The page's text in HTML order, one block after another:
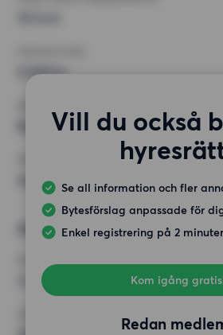
Vill du också
Se all information och fler
Bytesförslag anpassade för
Enkel registrering på 2 minuter
Kom igång
Redan
8 000 kr
Balkong, Hiss
ÖVRIGA PREFERENSER
Inga speciella preferenser
Alternativt önskemål
3 rum
MINST ANTAL KVADRATMETER